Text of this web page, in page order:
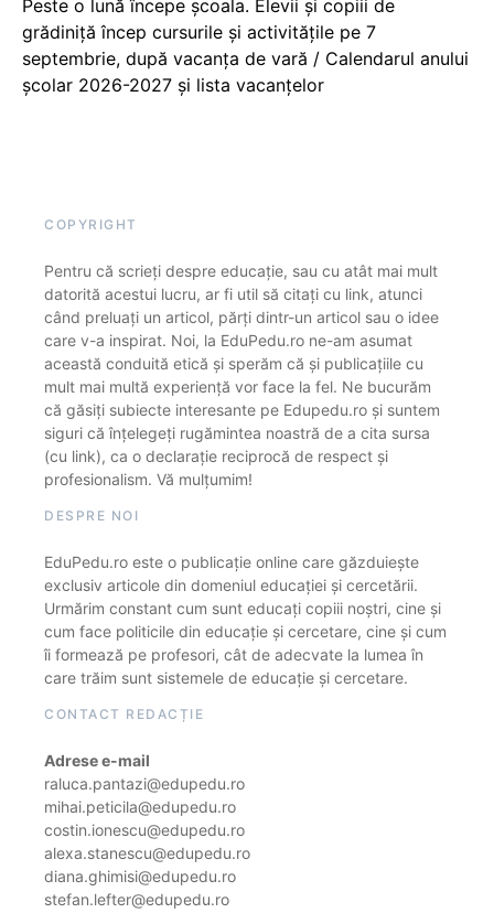
Peste o lună începe școala. Elevii și copiii de
grădiniță încep cursurile și activitățile pe 7
septembrie, după vacanța de vară / Calendarul anului
școlar 2026-2027 și lista vacanțelor
COPYRIGHT
Pentru că scrieți despre educație, sau cu atât mai mult
datorită acestui lucru, ar fi util să citați cu link, atunci
când preluați un articol, părți dintr-un articol sau o idee
care v-a inspirat. Noi, la EduPedu.ro ne-am asumat
această conduită etică și sperăm că și publicațiile cu
mult mai multă experiență vor face la fel. Ne bucurăm
că găsiți subiecte interesante pe Edupedu.ro și suntem
siguri că înțelegeți rugămintea noastră de a cita sursa
(cu link), ca o declarație reciprocă de respect și
profesionalism. Vă mulțumim!
DESPRE NOI
EduPedu.ro este o publicație online care găzduiește
exclusiv articole din domeniul educației și cercetării.
Urmărim constant cum sunt educați copiii noștri, cine și
cum face politicile din educație și cercetare, cine și cum
îi formează pe profesori, cât de adecvate la lumea în
care trăim sunt sistemele de educație și cercetare.
CONTACT REDACȚIE
Adrese e-mail
raluca.pantazi@edupedu.ro
mihai.peticila@edupedu.ro
costin.ionescu@edupedu.ro
alexa.stanescu@edupedu.ro
diana.ghimisi@edupedu.ro
stefan.lefter@edupedu.ro